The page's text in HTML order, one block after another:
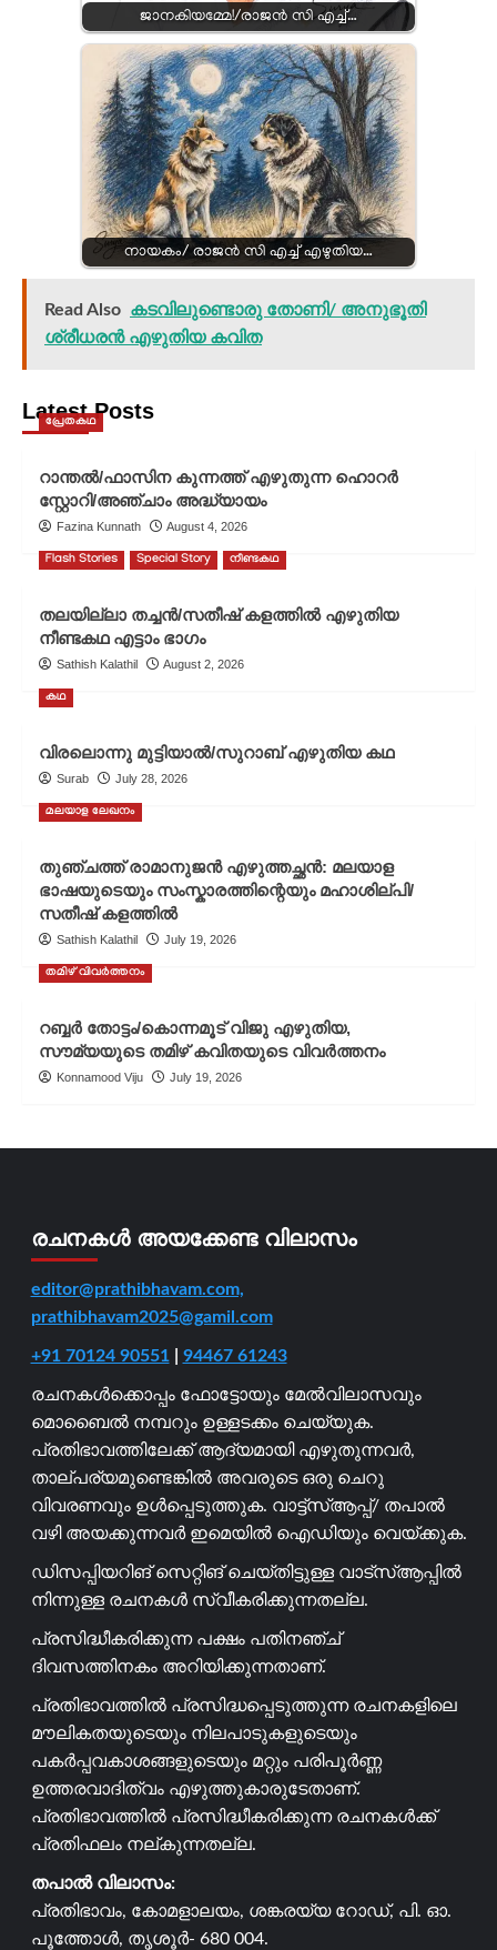
ജാനകിയമ്മേ!/രാജന്‍ സി എച്ച്…
നായകം/ രാജന്‍ സി എച്ച് എഴുതിയ…
Read Also കടവിലുണ്ടൊരു തോണി/ അനുഭൂതി
ശ്രീധരന്‍ എഴുതിയ കവിത
Latest Posts
പ്രേതകഥ
റാന്തൽ/ഫാസിന കുന്നത്ത് എഴുതുന്ന ഹൊറർ
സ്റ്റോറി/അഞ്ചാം അദ്ധ്യായം
Fazina Kunnath August 4, 2026
Flash Stories Special Story നീണ്ടകഥ
തലയില്ലാ തച്ചൻ/സതീഷ് കളത്തിൽ എഴുതിയ
നീണ്ടകഥ എട്ടാം ഭാഗം
Sathish Kalathil August 2, 2026
കഥ
വിരലൊന്നു മുട്ടിയാൽ/സുറാബ് എഴുതിയ കഥ
Surab July 28, 2026
മലയാള ലേഖനം
തുഞ്ചത്ത് രാമാനുജൻ എഴുത്തച്ഛൻ: മലയാള
ഭാഷയുടെയും സംസ്കാരത്തിന്റെയും മഹാശില്പി/
സതീഷ് കളത്തിൽ
Sathish Kalathil July 19, 2026
തമിഴ് വിവർത്തനം
റബ്ബർ തോട്ടം/കൊന്നമൂട് വിജു എഴുതിയ,
സൗമ്യയുടെ തമിഴ് കവിതയുടെ വിവർത്തനം
Konnamood Viju July 19, 2026
രചനകൾ അയക്കേണ്ട വിലാസം
editor@prathibhavam.com,
prathibhavam2025@gamil.com
+91 70124 90551| 94467 61243
രചനകൾക്കൊപ്പം ഫോട്ടോയും മേൽവിലാസവും
മൊബൈൽ നമ്പറും ഉള്ളടക്കം ചെയ്യുക.
പ്രതിഭാവത്തിലേക്ക് ആദ്യമായി എഴുതുന്നവർ,
താല്പര്യമുണ്ടെങ്കിൽ അവരുടെ ഒരു ചെറു
വിവരണവും ഉൾപ്പെടുത്തുക. വാട്ട്സ്ആപ്പ്/ തപാൽ
വഴി അയക്കുന്നവർ ഇമെയിൽ ഐഡിയും വെയ്ക്കുക.
ഡിസപ്പിയറിങ് സെറ്റിങ് ചെയ്തിട്ടുള്ള വാട്സ്ആപ്പിൽ
നിന്നുള്ള രചനകൾ സ്വീകരിക്കുന്നതല്ല.
പ്രസിദ്ധീകരിക്കുന്ന പക്ഷം പതിനഞ്ച്
ദിവസത്തിനകം അറിയിക്കുന്നതാണ്.
പ്രതിഭാവത്തിൽ പ്രസിദ്ധപ്പെടുത്തുന്ന രചനകളിലെ
മൗലികതയുടെയും നിലപാടുകളുടെയും
പകർപ്പവകാശങ്ങളുടെയും മറ്റും പരിപൂർണ്ണ
ഉത്തരവാദിത്വം എഴുത്തുകാരുടേതാണ്.
പ്രതിഭാവത്തിൽ പ്രസിദ്ധീകരിക്കുന്ന രചനകൾക്ക്
പ്രതിഫലം നല്കുന്നതല്ല.
തപാൽ വിലാസം:
പ്രതിഭാവം, കോമളാലയം, ശങ്കരയ്യ റോഡ്, പി. ഓ.
പൂത്തോൾ, തൃശൂർ- 680 004.